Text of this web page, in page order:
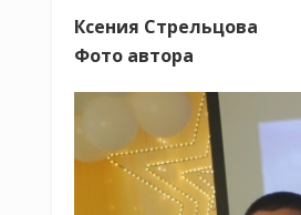
Ксения Стрельцова
Фото автора